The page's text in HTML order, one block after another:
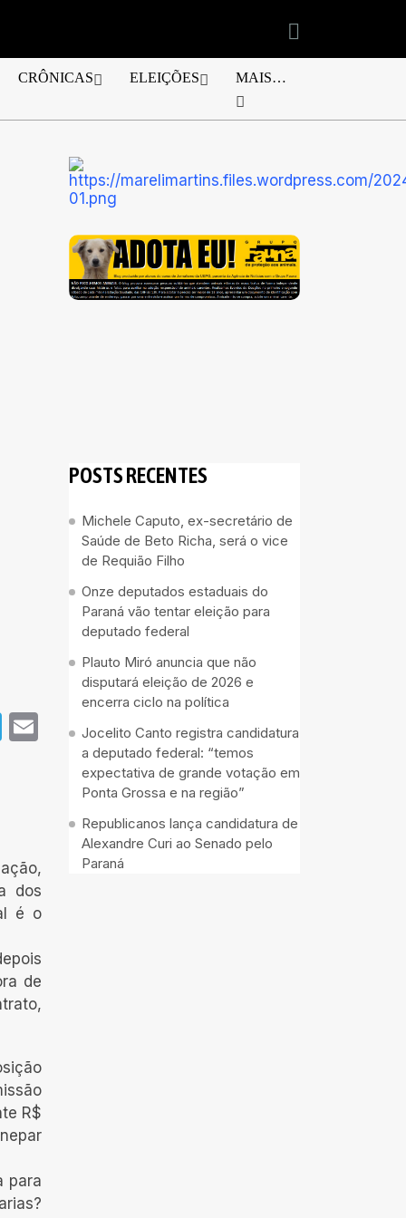
CRÔNICAS ELEIÇÕES MAIS…
Telegram
Email
dos
é o
de
R$
para
POSTS RECENTES
Michele Caputo, ex-secretário de
Saúde de Beto Richa, será o vice
de Requião Filho
Onze deputados estaduais do
Paraná vão tentar eleição para
deputado federal
Plauto Miró anuncia que não
disputará eleição de 2026 e
encerra ciclo na política
Jocelito Canto registra candidatura
a deputado federal: “temos
expectativa de grande votação em
Ponta Grossa e na região”
Republicanos lança candidatura de
Alexandre Curi ao Senado pelo
Paraná